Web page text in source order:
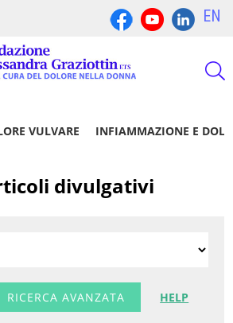
EN
VULVARE INFIAMMAZIONE E
divulgativi
RICERCA AVANZATA HELP